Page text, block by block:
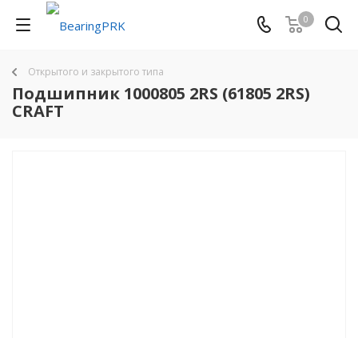
0
Открытого и закрытого типа
Подшипник 1000805 2RS (61805 2RS)
CRAFT